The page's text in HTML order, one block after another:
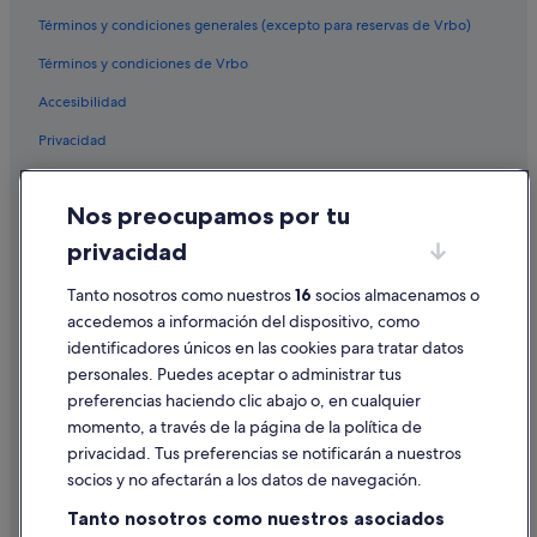
Hoteles que aceptan mascotas en Sober
Vilamelle hoteles
Casas de campo en Sober
Villas en Pantón
Casas rurales en Pantón
Hoteles en la playa en Monforte de Lemos
Cabañas en Pantón
Hoteles con spa en Sober
Términos y condiciones generales (excepto para reservas de Vrbo)
Términos y condiciones de Vrbo
Accesibilidad
Privacidad
Condiciones de uso
Información legal/contacto
Pautas sobre el contenido y cómo denunciar contenido
Ayuda
Cancelar un vuelo
Cancelar una reserva de hotel o de un alquiler vacacional
Nos preocupamos por tu
privacidad
Tanto nosotros como nuestros16 socios almacenamos o
accedemos a información del dispositivo, como
identificadores únicos en las cookies para tratar datos
personales. Puedes aceptar o administrar tus
preferencias haciendo clic abajo o, en cualquier
momento, a través de la página de la política de
privacidad. Tus preferencias se notificarán a nuestros
socios y no afectarán a los datos de navegación.
Tanto nosotros como nuestros asociados